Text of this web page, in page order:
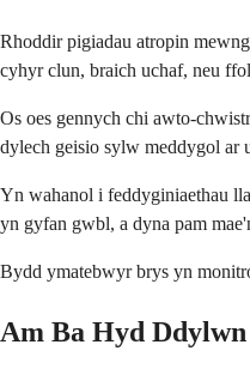
Rhoddir pigiadau atropin
cyhyr clun, braich uchaf, neu
Os oes gennych chi awto-
dylech geisio sylw meddygol ar
Yn wahanol i feddyginiaethau
yn gyfan gwbl, a dyna pam
Bydd ymatebwyr brys yn
Am Ba Hyd